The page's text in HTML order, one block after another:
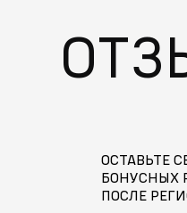
ОСТАВЬТЕ
БОНУСНЫХ
ПОСЛЕ